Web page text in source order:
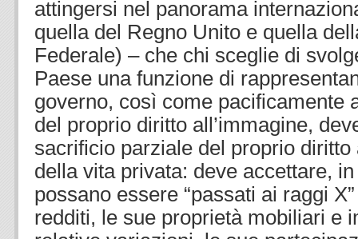
attingersi nel panorama
quella del Regno Unito e quella
Federale) – che chi sceglie di
Paese una funzione di
governo, così come pacificamente
del proprio diritto all’immagine,
sacrificio parziale del proprio
della vita privata: deve accettare,
possano essere “passati ai raggi
redditi, le sue proprietà mobiliari e